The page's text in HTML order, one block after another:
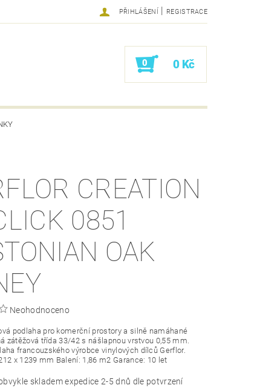
PŘIHLÁŠENÍ | REGISTRACE
0 0 Kč
CREATION
0851
OAK
Neohodnoceno
podlaha pro komerční prostory a silně namáhané
zátěžová třída 33/42 s nášlapnou vrstvou 0,55 mm.
francouzského výrobce vinylových dílců Gerflor.
x 1239 mm Balení: 1,86 m2 Garance: 10 let
skladem expedice 2-5 dnů dle potvrzení